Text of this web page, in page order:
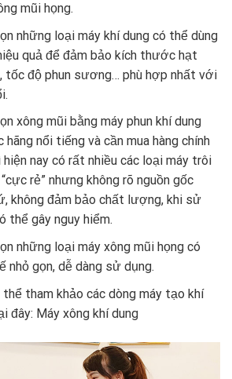
mũi họng.
những loại máy khí dung có thể dùng
quả để đảm bảo kích thước hạt
tốc độ phun sương… phù hợp nhất với
xông mũi bằng máy phun khí dung
hãng nổi tiếng và cần mua hàng chính
hiện nay có rất nhiều các loại máy trôi
rẻ” nhưng không rõ nguồn gốc
không đảm bảo chất lượng, khi sử
thể gây nguy hiểm.
những loại máy xông mũi họng có
nhỏ gọn, dễ dàng sử dụng.
thể tham khảo các dòng máy tạo khí
đây: Máy xông khí dung